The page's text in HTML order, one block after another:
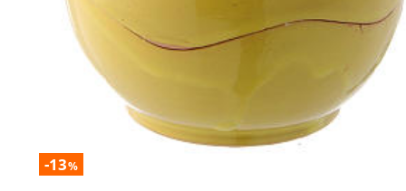
-13%